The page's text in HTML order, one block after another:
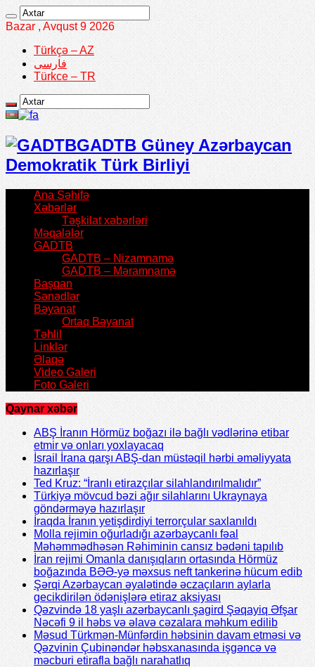
Bazar , Avqust 9 2026
Türkçə – AZ
فارسی
Türkce – TR
GADTB Güney Azərbaycan
Demokratik Türk Birliyi
Ana Səhifə
Xəbərlər
Təşkilat xəbərləri
Məqalələr
GADTB
GADTB – Nizamnamə
GADTB – Məramnamə
Başqan
Sənədlər
Bəyanat
Ortaq Bəyanat
Təhlil
Linklər
Əlaqə
Video Galeri
Foto Galeri
Qaynar xəbər
ABŞ İranın Hörmüz boğazı ilə bağlı vədlərinə etibar
etmir və onları yoxlayacaq
İsrail İrana qarşı ABŞ-dan müstəqil hərbi əməliyyata
hazırlaşır
Ted Kruz: “İranlı etirazçılar silahlandırılmalıdır”
Türkiyə mövcud bəzi ağır silahlarını Ukraynaya
göndərməyə hazırlaşır
İraqda İranın yetişdirdiyi terrorçular saxlanıldı
Molla rejimin oğurladığı azərbaycanlı fəal
Məhəmmədhəsən Rəhiminin cansız bədəni tapılıb
İran rejimi Omanla danışıqların ortasında Hörmüz
boğazında BƏƏ-yə məxsus neft tankerinə hücum edib
Şərqi Azərbaycan əyalətində əczaçıların aylarla
gecikdirilən ödənişlərə etiraz aksiyası
Qəzvində 18 yaşlı azərbaycanlı şagird Şəqayiq Əfşar
Nəcəfi 9 il həbs və əlavə cəzalara məhkum edilib
Məsud Türkmən-Münfərdin həbsinin davam etməsi və
Qəzvinin Çubinəndər həbsxanasında işgəncə və
məcburi etirafla bağlı narahatlıq